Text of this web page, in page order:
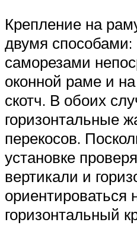
Крепление на
двумя
саморезами
оконной раме и
скотч. В обоих
горизонтальные
перекосов.
установке
вертикали и
ориентироваться
горизонтальный